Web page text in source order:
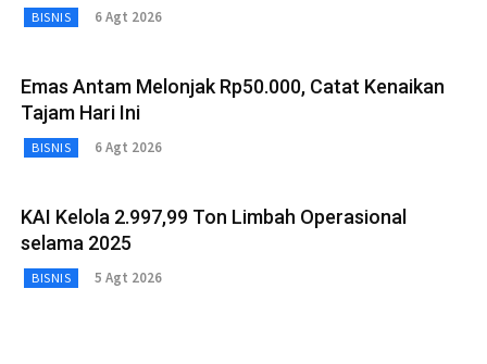
BISNIS 6 Agt 2026
Emas Antam Melonjak Rp50.000, Catat Kenaikan
Tajam Hari Ini
BISNIS 6 Agt 2026
KAI Kelola 2.997,99 Ton Limbah Operasional
selama 2025
BISNIS 5 Agt 2026